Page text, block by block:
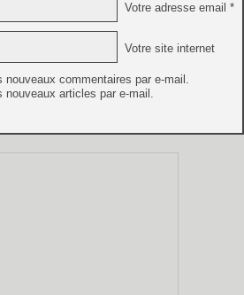
Votre adresse email *
Votre site internet
nouveaux commentaires par e-mail.
nouveaux articles par e-mail.